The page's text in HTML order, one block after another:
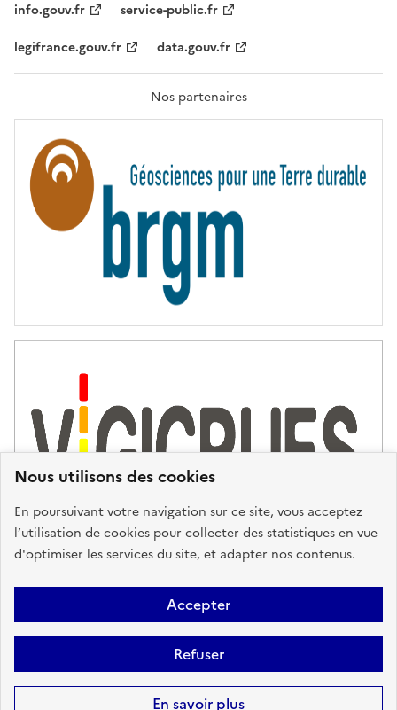
Nous utilisons des cookies
En poursuivant votre navigation sur ce site, vous acceptez
l’utilisation de cookies pour collecter des statistiques en vue
d'optimiser les services du site, et adapter nos contenus.
Accepter
Refuser
En savoir plus
F
A
T
R
T
É
info.gouv.fr
service-public.fr
legifrance.gouv.fr
data.gouv.fr
Nos partenaires
Plan du site Accessibilité : partiellement conforme
Mentions
Légales
Données personnelles Gestion des cookies
FAQ
Sauf mention contraire, tous les contenus de ce site sont sous